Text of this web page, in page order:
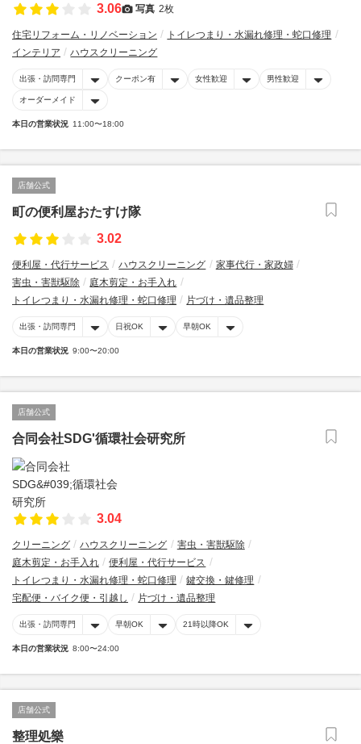
3.06 写真 2枚
住宅リフォーム・リノベーション
トイレつまり・水漏れ修理・蛇口修理
インテリア
ハウスクリーニング
出張・訪問専門 クーポン有 女性歓迎 男性歓迎
オーダーメイド
本日の営業状況 11:00〜18:00
店舗公式
町の便利屋おたすけ隊
3.02
便利屋・代行サービス ハウスクリーニング
家事代行・家政婦
害虫・害獣駆除
庭木剪定・お手入れ
トイレつまり・水漏れ修理・蛇口修理
片づけ・遺品整理
出張・訪問専門 日祝OK 早朝OK
本日の営業状況 9:00〜20:00
店舗公式
合同会社SDG'循環社会研究所
3.04
クリーニング ハウスクリーニング
害虫・害獣駆除
庭木剪定・お手入れ
便利屋・代行サービス
トイレつまり・水漏れ修理・蛇口修理
鍵交換・鍵修理
宅配便・バイク便・引越し
片づけ・遺品整理
出張・訪問専門 早朝OK 21時以降OK
本日の営業状況 8:00〜24:00
店舗公式
整理処樂